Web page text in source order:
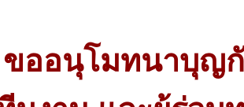
ขออนุโมทนาบุญ